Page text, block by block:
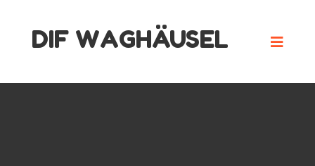
DIF WAGHÄUSEL